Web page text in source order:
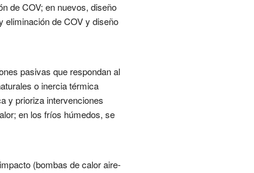
de COV; en nuevos, diseño
eliminación de COV y diseño
pasivas que respondan al
o inercia térmica
y prioriza intervenciones
en los fríos húmedos, se
(bombas de calor aire-